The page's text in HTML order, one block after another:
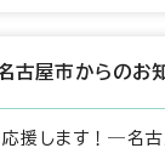
古屋市からのお
援します！―名